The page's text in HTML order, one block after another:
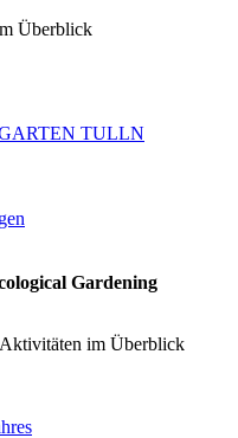
Überblick
GARTEN TULLN
Gardening
im Überblick